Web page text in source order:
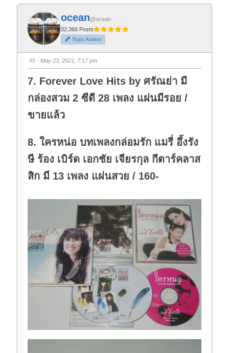
k
f
o
r
t
h
u
m
b
d
o
n
k
o
r
t
h
u
m
b
u
p
ocean@ocean
32,366 Posts
Topic Author
#5 · May 23, 2021, 7:17 pm
7. Forever Love Hits by ศรัณย่า มี
กล่องสวม 2 ซีดี 28 เพลง แผ่นมีรอย /
ขายแล้ว
8. ใครหน่อ บทเพลงกล่อมรัก แมรี่ อึ้งรัง
ษี ร้อง เบิร์ด เอกชัย เจียรกุล กีตาร์คลาส
สิก มี 13 เพลง แผ่นสวย / 160-